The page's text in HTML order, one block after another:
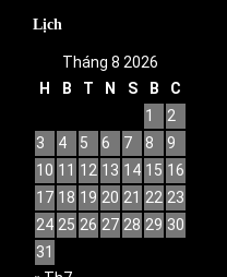
Lịch
Tháng 8 2026
H
B T N S B
C
1
2
3
4 5 6 7 8
9
10 11 12 13 14 15 16
17 18 19 20 21 22 23
24 25 26 27 28 29 30
31